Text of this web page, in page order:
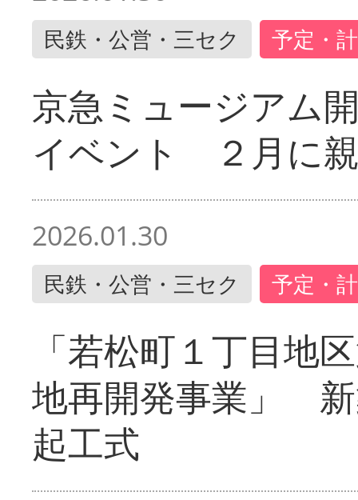
民鉄・公営・三セク 予定・
京急ミュージアム
イベント ２月に
2026.01.30
民鉄・公営・三セク 予定・
「若松町１丁目地
地再開発事業」
起工式